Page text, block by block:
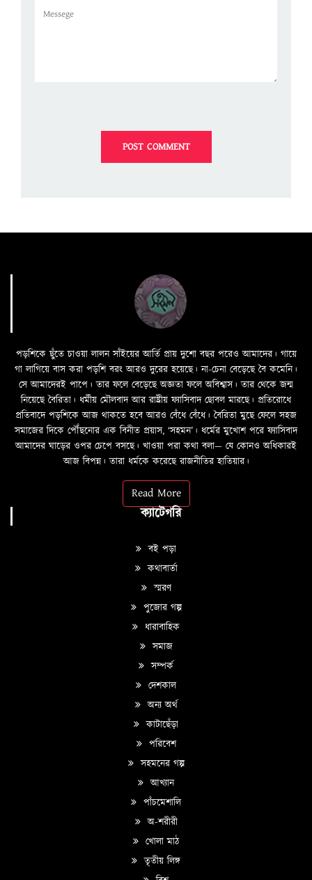
পড়শিকে ছুঁতে চাওয়া লালন সাঁইয়ের আর্তি প্রায় দুশো বছর পরেও আমাদের। গায়ে
গা লাগিয়ে বাস করা পড়শি বরং আরও দুরের হয়েছে। না-চেনা বেড়েছে বৈ কমেনি।
সে আমাদেরই পাপে। তার ফলে বেড়েছে অজ্ঞতা ফলে অবিশ্বাস। তার থেকে জন্ম
নিয়েছে বৈরিতা। ধর্মীয় মৌলবাদ আর রাষ্ট্রীয় ফ্যাসিবাদ ছোবল মারছে। প্রতিরোধে
প্রতিবাদে পড়শিকে আজ থাকতে হবে আরও বেঁধে বেঁধে। বৈরিতা মুছে ফেলে সহজ
সমাজের দিকে পৌঁছনোর এক বিনীত প্রয়াস, ‘সহমন’। ধর্মের মুখোশ পরে ফ্যাসিবাদ
আমাদের ঘাড়ের ওপর চেপে বসছে। খাওয়া পরা কথা বলা—­­ যে কোনও অধিকারই
আজ বিপন্ন। তারা ধর্মকে করেছে রাজনীতির হাতিয়ার।
Read More
ক্যাটেগরি
বই পড়া
কথাবার্তা
স্মরণ
পুজোর গল্প
ধারাবাহিক
সমাজ
সম্পর্ক
দেশকাল
অন্য অর্থ
কাটাছেঁড়া
পরিবেশ
সহমনের গল্প
আখ্যান
পাঁচমেশালি
অ-শরীরী
খোলা মাঠ
তৃতীয় লিঙ্গ